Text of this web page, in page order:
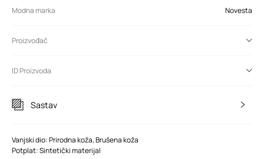
Modna marka Novesta
Proizvođač
ID Proizvoda
Sastav
Vanjski dio: Prirodna koža, Brušena koža
Potplat: Sintetički materijal